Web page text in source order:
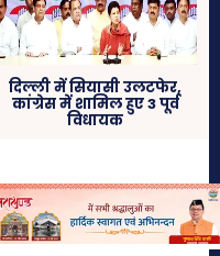
दिल्ली में सियासी उलटफेर,
कांग्रेस में शामिल हुए 3 पूर्व
विधायक